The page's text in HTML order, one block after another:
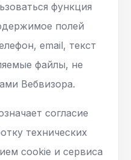
функция
полей
email, текст
файлы, не
Вебвизора.
согласие
технических
cookie и сервиса